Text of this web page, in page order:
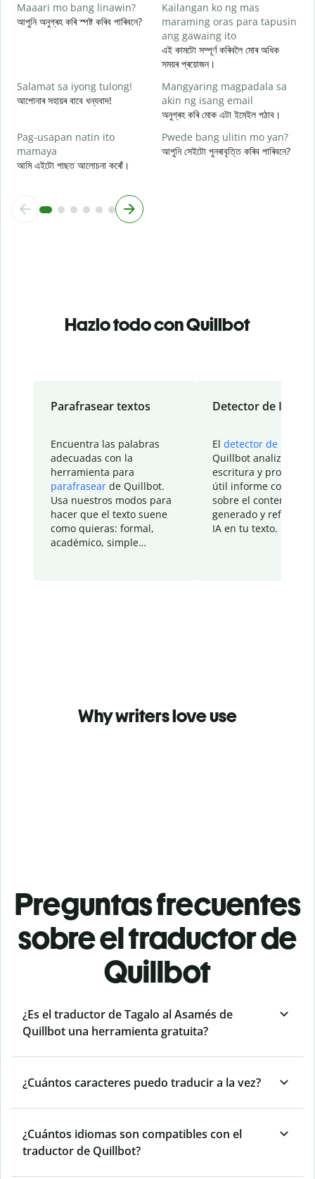
Maaari mo bang linawin?
আপুনি অনুগ্ৰহ কৰি স্পষ্ট কৰিব পাৰিবনে?
Kailangan ko ng mas
maraming oras para tapusin
ang gawaing ito
এই কামটো সম্পূৰ্ণ কৰিবলৈ মোৰ অধিক
সময়ৰ প্ৰয়োজন।
Salamat sa iyong tulong!
আপোনাৰ সহায়ৰ বাবে ধন্যবাদ!
Mangyaring magpadala sa
akin ng isang email
অনুগ্ৰহ কৰি মোক এটা ইমেইল পঠাব।
Pag-usapan natin ito
mamaya
আমি এইটো পাছত আলোচনা কৰোঁ।
Pwede bang ulitin mo yan?
আপুনি সেইটো পুনৰাবৃত্তি কৰিব পাৰিবনে?
Hazlo todo con Quillbot
Parafrasear textos
Encuentra las palabras
adecuadas con la
herramienta para
parafrasear de Quillbot.
Usa nuestros modos para
hacer que el texto suene
como quieras: formal,
académico, simple…
Detector de IA
El detector de IA
Quillbot analiza tu
escritura y
útil informe con
sobre el contenido
generado y refinado
IA en tu texto.
Why writers love use
Preguntas frecuentes
sobre el traductor de
Quillbot
¿Es el traductor de Tagalo al Asamés de
Quillbot una herramienta gratuita?
¿Cuántos caracteres puedo traducir a la vez?
¿Cuántos idiomas son compatibles con el
traductor de Quillbot?